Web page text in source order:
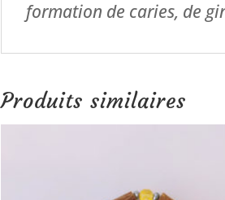
formation de caries, de
Produits similaires